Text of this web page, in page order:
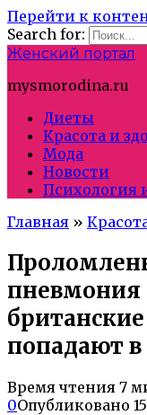
Перейти к
Search for:
Женский портал
mysmorodina.ru
Диеты
Красота и
Мода
Новости
Психология
Главная »
попадают
Время чтения 7
0Опубликовано